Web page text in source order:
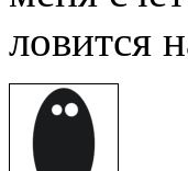
ловится